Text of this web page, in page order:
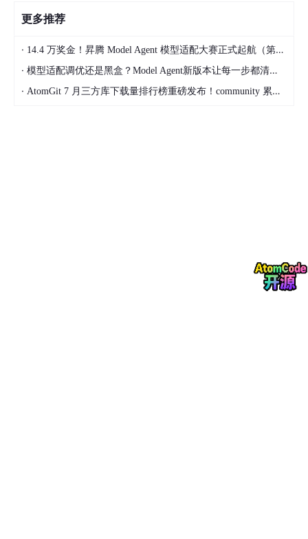
2.3 数据清洗与增强
数据是模型效果的根基，我先完成基础数据清洗：剔除乱码、严重
题，我采用多种方式做数据扩增：用同义词替换改写语句、通过回
译生成不同表达、依托知识图谱实体批量构造问句；同时拆分多意
更多推荐
· 14.4 万奖金！昇腾 Model Agent 模型适配大赛正式起航（第二季）
· 模型适配调优还是黑盒？Model Agent新版本让每一步都清晰可见
· AtomGit 7 月三方库下载量排行榜重磅发布！community 累计破百万断层领跑，Chromium 组件全面霸榜